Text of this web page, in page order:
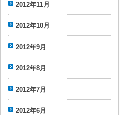
2012年11月
2012年10月
2012年9月
2012年8月
2012年7月
2012年6月